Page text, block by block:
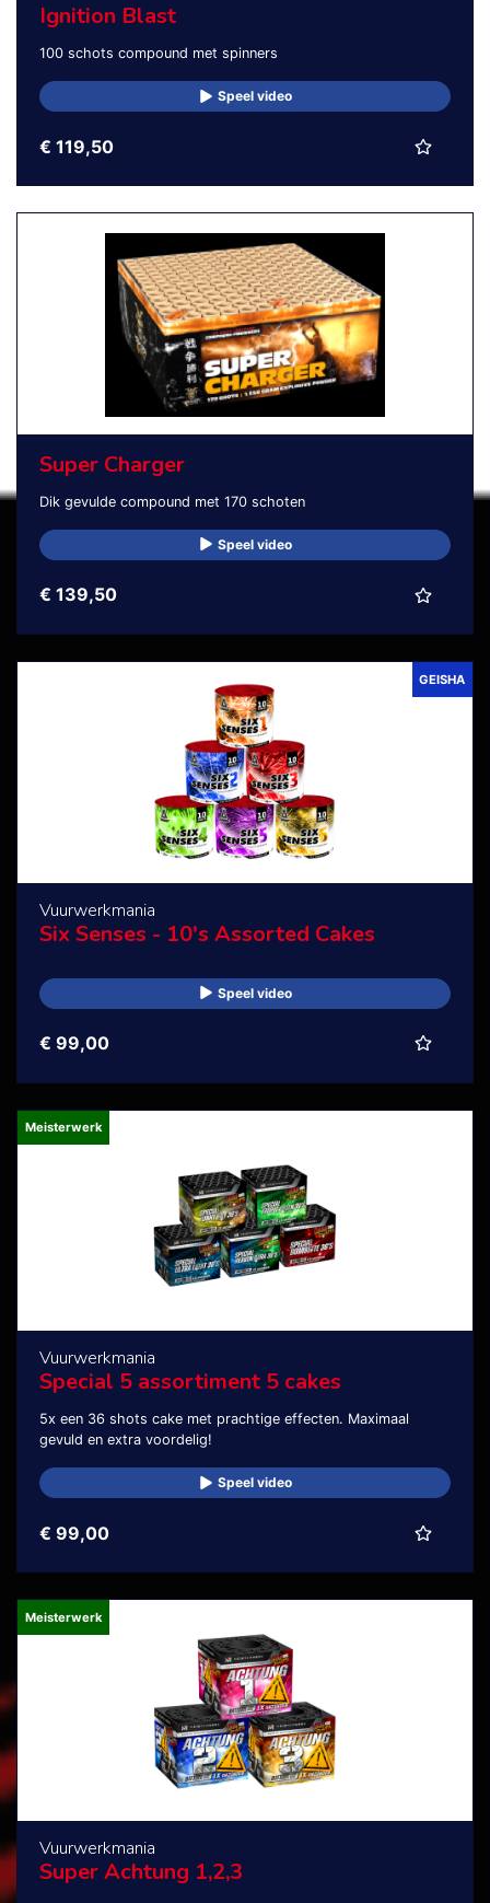
Ignition Blast
100 schots compound met spinners
Speel video
€ 119,50
Super Charger
Dik gevulde compound met 170 schoten
Speel video
€ 139,50
GEISHA
Vuurwerkmania
Six Senses - 10's Assorted Cakes
Speel video
€ 99,00
Meisterwerk
Vuurwerkmania
Special 5 assortiment 5 cakes
5x een 36 shots cake met prachtige effecten. Maximaal
gevuld en extra voordelig!
Speel video
€ 99,00
Meisterwerk
Vuurwerkmania
Super Achtung 1,2,3